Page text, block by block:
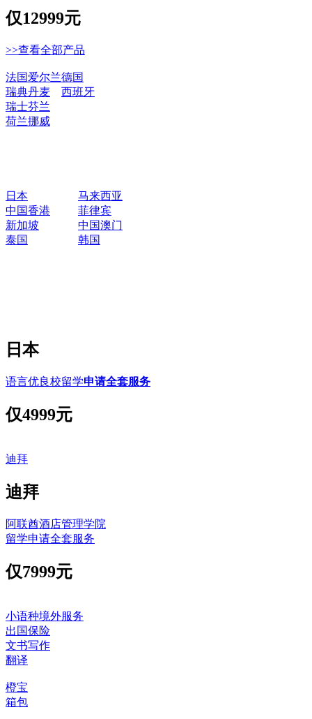
仅12999元
>>查看全部产品
法国爱尔兰德国
瑞典丹麦
西班牙
瑞士芬兰
荷兰挪威
日本
马来西亚
中国香港
菲律宾
新加坡
中国澳门
泰国
韩国
日本
语言优良校留学申请全套服务
仅4999元
迪拜
迪拜
阿联酋酒店管理学院
留学申请全套服务
仅7999元
小语种境外服务
出国保险
文书写作
翻译
橙宝
箱包